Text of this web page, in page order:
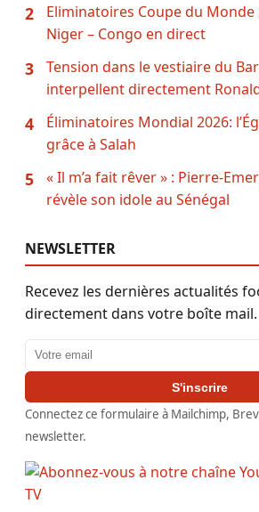
2
Eliminatoires Coupe du Monde
Niger – Congo en direct
3
Tension dans le vestiaire du
interpellent directement
4
Éliminatoires Mondial 2026:
grâce à Salah
5
« Il m’a fait rêver » : Pierre-
révèle son idole au Sénégal
NEWSLETTER
Recevez les dernières actualités
directement dans votre boîte mail.
Adresse email
S'inscrire
Connectez ce formulaire à Mailchimp,
newsletter.